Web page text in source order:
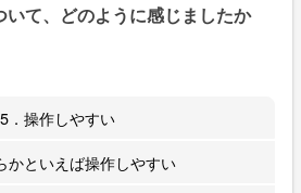
て、どのように感じましたか
5．操作しやすい
かといえば操作しやすい